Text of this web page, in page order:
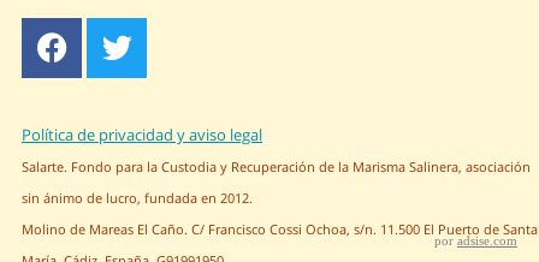
Política de privacidad y aviso legal
Salarte. Fondo para la Custodia y Recuperación de la Marisma Salinera, asociación
sin ánimo de lucro, fundada en 2012.
Molino de Mareas El Caño. C/ Francisco Cossi Ochoa, s/n. 11.500 El Puerto de Santa
por adsise.com